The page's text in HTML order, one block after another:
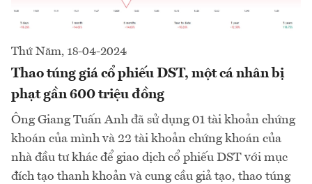
Thứ Năm, 18-04-2024
Thao túng giá cổ phiếu DST, một cá nhân bị
phạt gần 600 triệu đồng
Ông Giang Tuấn Anh đã sử dụng 01 tài khoản chứng
khoán của mình và 22 tài khoản chứng khoán của
nhà đầu tư khác để giao dịch cổ phiếu DST với mục
đích tạo thanh khoản và cung cầu giả tạo, thao túng